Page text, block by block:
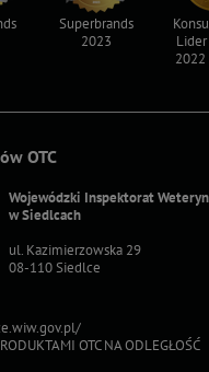
OTC
Wojewódzki Inspektorat
w Siedlcach
ul. Kazimierzowska 29
08-110 Siedlce
OTC NA ODLEGŁOŚĆ
Superbrands
2023
Lider
2022